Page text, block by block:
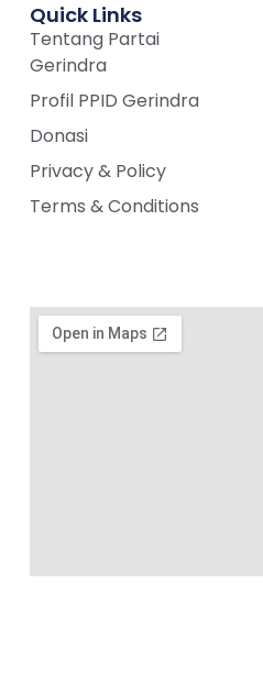
Quick Links
Tentang Partai
Gerindra
Profil PPID Gerindra
Donasi
Privacy & Policy
Terms & Conditions